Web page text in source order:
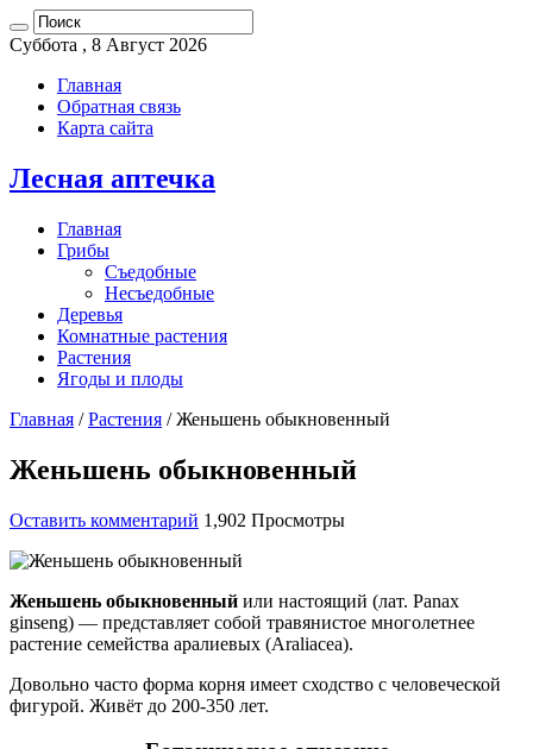
Суббота , 8 Август 2026
Главная
Обратная связь
Карта сайта
Лесная аптечка
Главная
Грибы
Съедобные
Несъедобные
Деревья
Комнатные растения
Растения
Ягоды и плоды
Главная / Растения / Женьшень обыкновенный
Женьшень обыкновенный
Оставить комментарий 1,902 Просмотры
Женьшень обыкновенный или настоящий (лат. Panax
ginseng) — представляет собой травянистое многолетнее
растение семейства аралиевых (Araliacea).
Довольно часто форма корня имеет сходство с человеческой
фигурой. Живёт до 200-350 лет.